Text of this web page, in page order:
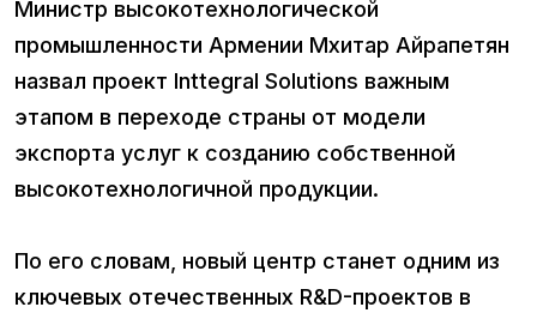
Министр высокотехнологической
промышленности Армении Мхитар Айрапетян
назвал проект Inttegral Solutions важным
этапом в переходе страны от модели
экспорта услуг к созданию собственной
высокотехнологичной продукции.
По его словам, новый центр станет одним из
ключевых отечественных R&D-проектов в